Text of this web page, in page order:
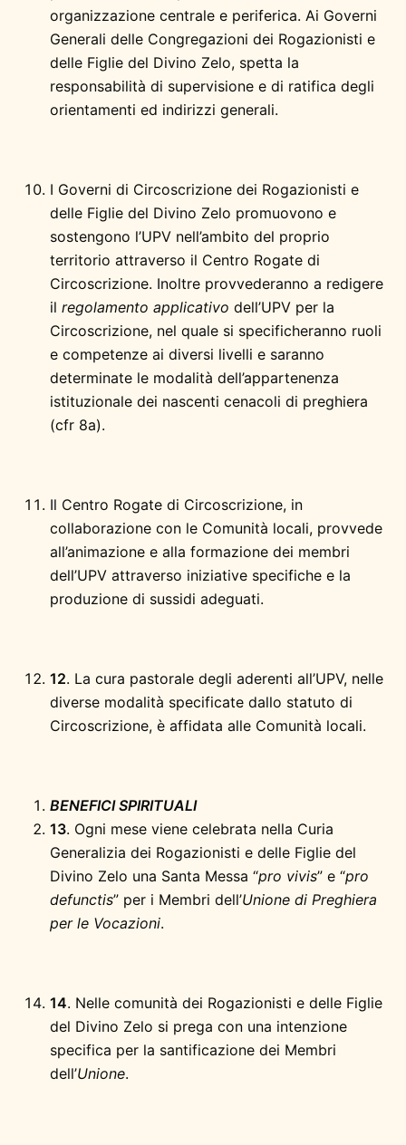
organizzazione centrale e periferica. Ai Governi
Generali delle Congregazioni dei Rogazionisti e
delle Figlie del Divino Zelo, spetta la
responsabilità di supervisione e di ratifica degli
orientamenti ed indirizzi generali.
I Governi di Circoscrizione dei Rogazionisti e
delle Figlie del Divino Zelo promuovono e
sostengono l’UPV nell’ambito del proprio
territorio attraverso il Centro Rogate di
Circoscrizione. Inoltre provvederanno a redigere
il regolamento applicativo dell’UPV per la
Circoscrizione, nel quale si specificheranno ruoli
e competenze ai diversi livelli e saranno
determinate le modalità dell’appartenenza
istituzionale dei nascenti cenacoli di preghiera
(cfr 8a).
Il Centro Rogate di Circoscrizione, in
collaborazione con le Comunità locali, provvede
all’animazione e alla formazione dei membri
dell’UPV attraverso iniziative specifiche e la
produzione di sussidi adeguati.
12. La cura pastorale degli aderenti all’UPV, nelle
diverse modalità specificate dallo statuto di
Circoscrizione, è affidata alle Comunità locali.
BENEFICI SPIRITUALI
13. Ogni mese viene celebrata nella Curia
Generalizia dei Rogazionisti e delle Figlie del
Divino Zelo una Santa Messa “pro vivis” e “pro
defunctis” per i Membri dell’Unione di Preghiera
per le Vocazioni.
14. Nelle comunità dei Rogazionisti e delle Figlie
del Divino Zelo si prega con una intenzione
specifica per la santificazione dei Membri
dell’Unione.